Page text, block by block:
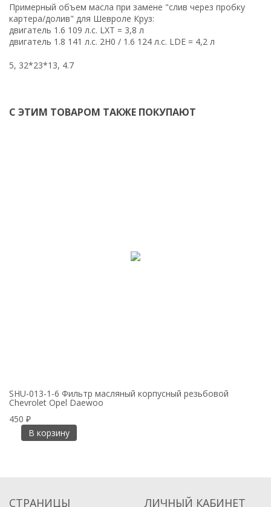
Примерный объем масла при замене "слив через пробку
картера/долив" для Шевроле Круз:
двигатель 1.6 109 л.с. LXT = 3,8 л
двигатель 1.8 141 л.с. 2H0 / 1.6 124 л.с. LDE = 4,2 л
5, 32*23*13, 4.7
С ЭТИМ ТОВАРОМ ТАКЖЕ ПОКУПАЮТ
SHU-013-1-6 Фильтр масляный корпусный резьбовой
Chevrolet Opel Daewoo
450 ₽
В корзину
СТРАНИЦЫ ЛИЧНЫЙ КАБИНЕТ